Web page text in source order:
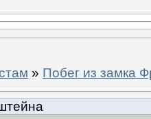
» Побег из замка